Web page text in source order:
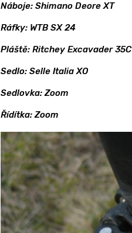
Náboje: Shimano Deore XT
Ráfky: WTB SX 24
Pláště: Ritchey Excavader 35C
Sedlo: Selle Italia XO
Sedlovka: Zoom
Řídítka: Zoom